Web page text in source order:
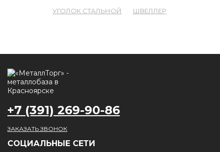
УГОЛОК СТАЛЬНОЙ
ШВЕЛЛЕР
+7 (391) 269-90-86
ЗАКАЗАТЬ ЗВОНОК
CОЦИАЛЬНЫЕ СЕТИ